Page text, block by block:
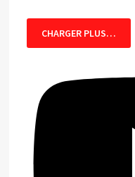
CHARGER PLUS…